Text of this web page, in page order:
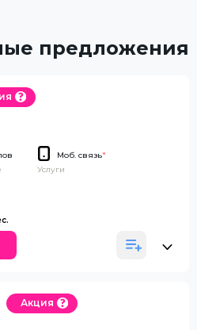
предложения
Моб. связь*
Услуги
Акция